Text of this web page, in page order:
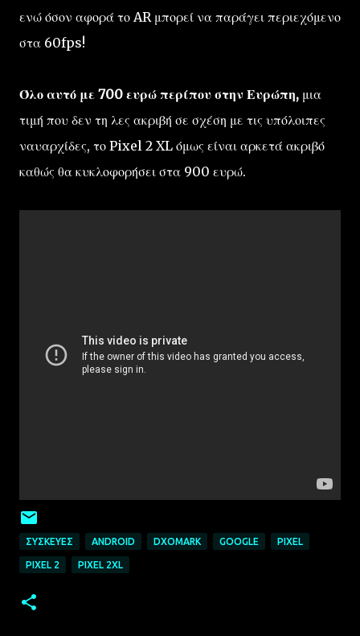
ενώ όσον αφορά το AR μπορεί να παράγει περιεχόμενο
στα 60fps!
Όλο αυτό με 700 ευρώ περίπου στην Ευρώπη, μια
τιμή που δεν τη λες ακριβή σε σχέση με τις υπόλοιπες
ναυαρχίδες, το Pixel 2 XL όμως είναι αρκετά ακριβό
καθώς θα κυκλοφορήσει στα 900 ευρώ.
ΣΥΣΚΕΥΈΣ ANDROID DXOMARK GOOGLE PIXEL
PIXEL 2 PIXEL 2XL